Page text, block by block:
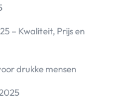
– Kwaliteit, Prijs en
drukke mensen